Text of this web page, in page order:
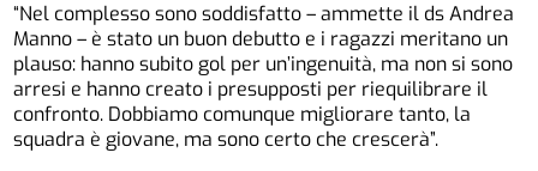
“Nel complesso sono soddisfatto – ammette il ds Andrea
Manno – è stato un buon debutto e i ragazzi meritano un
plauso: hanno subito gol per un’ingenuità, ma non si sono
arresi e hanno creato i presupposti per riequilibrare il
confronto. Dobbiamo comunque migliorare tanto, la
squadra è giovane, ma sono certo che crescerà”.